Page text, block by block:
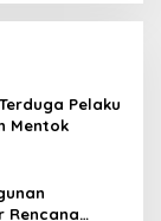
Pelaku
Mentok
Rencana